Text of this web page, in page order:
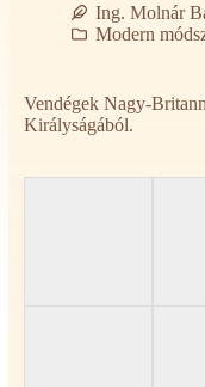
Ing. Molnár
Modern
Vendégek Nagy-
Királyságából.